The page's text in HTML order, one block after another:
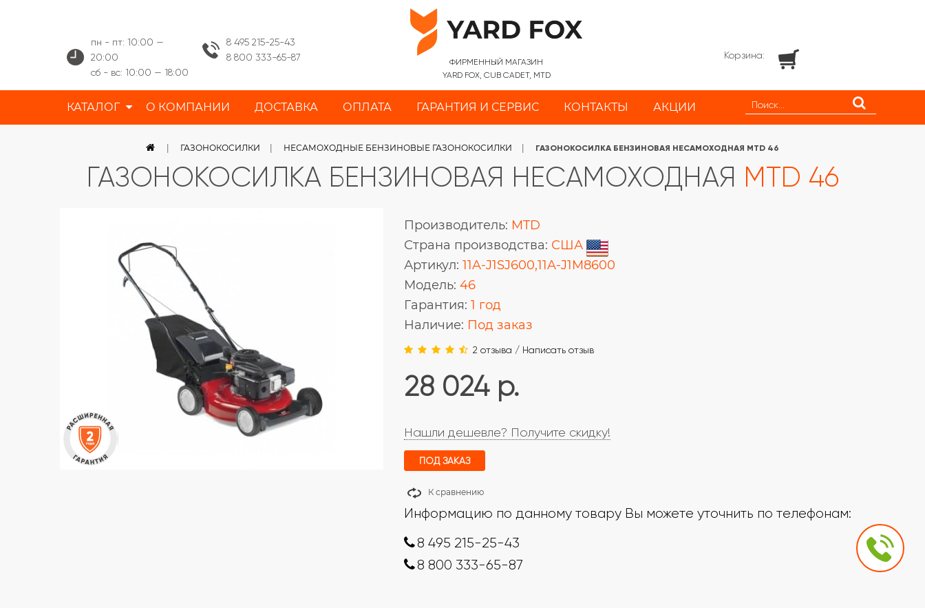
пн - пт: 10:00 —
20:00
сб - вс: 10:00 — 18:00
8 495 215-25-43
8 800 333-65-87
ФИРМЕННЫЙ МАГАЗИН
YARD FOX, CUB CADET, MTD
Корзина:
КАТАЛОГ О КОМПАНИИ ДОСТАВКА ОПЛАТА ГАРАНТИЯ И СЕРВИС КОНТАКТЫ АКЦИИ
ГАЗОНОКОСИЛКИ НЕСАМОХОДНЫЕ БЕНЗИНОВЫЕ ГАЗОНОКОСИЛКИ ГАЗОНОКОСИЛКА БЕНЗИНОВАЯ НЕСАМОХОДНАЯ MTD 46
ГАЗОНОКОСИЛКА БЕНЗИНОВАЯ НЕСАМОХОДНАЯ MTD 46
Производитель: MTD
Страна производства: США
Артикул: 11A-J1SJ600,11A-J1M8600
Модель: 46
Гарантия: 1 год
Наличие: Под заказ
2 отзыва / Написать отзыв
28 024 р.
Нашли дешевле? Получите скидку!
ПОД ЗАКАЗ
К сравнению
Информацию по данному товару Вы можете уточнить по телефонам:
8 495 215-25-43
8 800 333-65-87